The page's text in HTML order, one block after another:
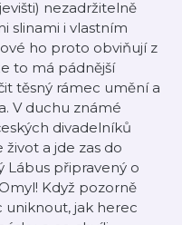
nezadržitelně
slinami i vlastním
ho proto obviňují z
to má pádnější
těsný rámec umění a
V duchu známé
divadelníků
život a jde zas do
Lábus připravený o
Když pozorně
uniknout, jak herec